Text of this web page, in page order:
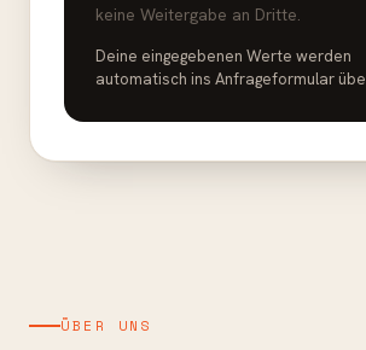
keine Weitergabe an Dritte.
Deine eingegebenen Werte werden
automatisch ins Anfrageformular
ÜBER UNS